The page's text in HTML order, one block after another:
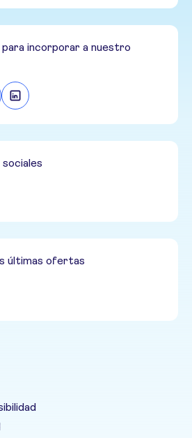
incorporar a nuestro
últimas ofertas